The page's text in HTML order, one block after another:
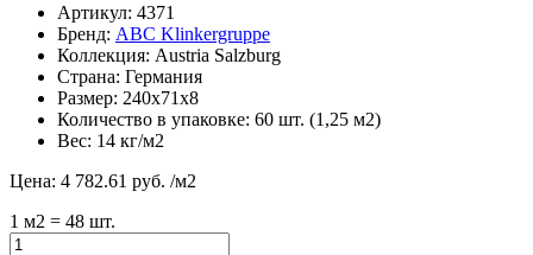
Артикул: 4371
Бренд: ABC Klinkergruppe
Коллекция: Austria Salzburg
Страна: Германия
Размер: 240х71х8
Количество в упаковке: 60 шт. (1,25 м2)
Вес: 14 кг/м2
Цена: 4 782.61 руб. /м2
1 м2 = 48 шт.